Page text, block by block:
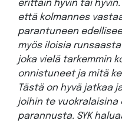
erittäin hyvin tai
että kolmannes
parantuneen
myös iloisia
joka vielä tarkemmin
onnistuneet ja mitä
Tästä on hyvä jatkaa
joihin te
parannusta. SYK